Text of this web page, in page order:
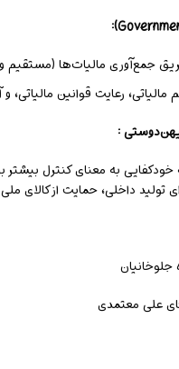
جمع‌آوری مالیات‌ها (مستقیم
رعایت قوانین
به معنای کنترل بیشتر
تولید داخلی، حمایت از کالای
جلوخانیان
علی معتمدی